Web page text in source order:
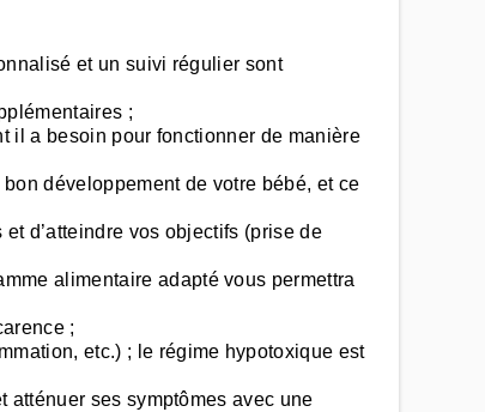
et un suivi régulier sont
;
il a besoin pour fonctionner de manière
développement de votre bébé, et ce
d’atteindre vos objectifs (prise de
alimentaire adapté vous permettra
;
etc.) ; le régime hypotoxique est
ses symptômes avec une